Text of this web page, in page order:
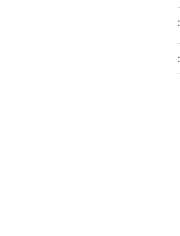
:
: